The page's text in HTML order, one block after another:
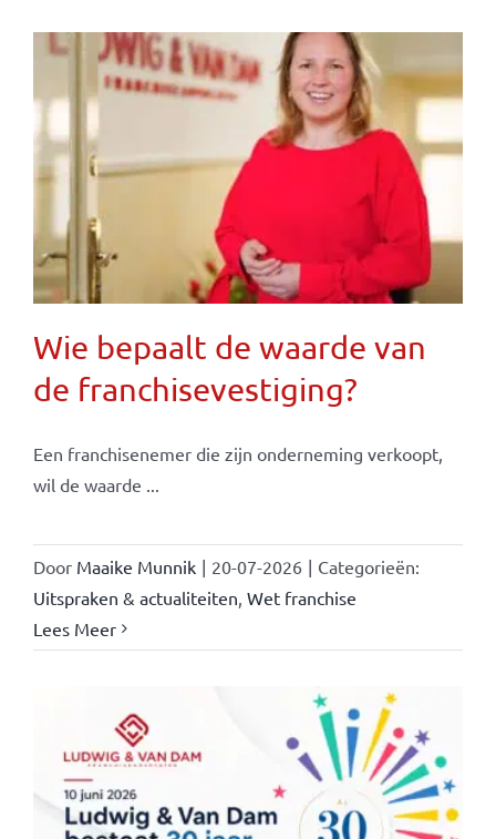
Wie bepaalt de waarde van
de franchisevestiging?
Een franchisenemer die zijn onderneming verkoopt,
wil de waarde ...
Door Maaike Munnik | 20-07-2026 | Categorieën:
Uitspraken & actualiteiten Wet franchise
Lees Meer